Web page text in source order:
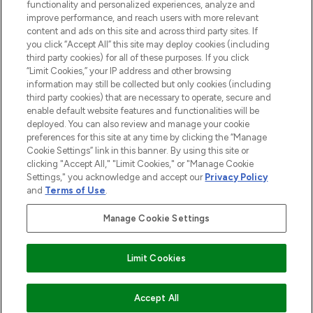
Do Not Sell or Share My Personal
Information
AIDE ET INFORMATIONS
INFORMATIONS GÉNÉRALES
À PROPOS DE LOOKFANTASTIC
2026 THG Beauty Europe GmbH Maximilianstrasse 54 80538 Munich
Payer en toute sécurité avec
functionality and personalized experiences, analyze and
improve performance, and reach users with more relevant
content and ads on this site and across third party sites. If
you click “Accept All” this site may deploy cookies (including
third party cookies) for all of these purposes. If you click
“Limit Cookies,” your IP address and other browsing
information may still be collected but only cookies (including
third party cookies) that are necessary to operate, secure and
enable default website features and functionalities will be
deployed. You can also review and manage your cookie
preferences for this site at any time by clicking the “Manage
Cookie Settings” link in this banner. By using this site or
clicking "Accept All," "Limit Cookies," or "Manage Cookie
Settings," you acknowledge and accept our Privacy Policy
and Terms of Use.
Manage Cookie Settings
Limit Cookies
Accept All